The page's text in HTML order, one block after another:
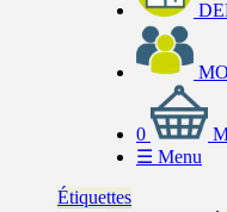
0
☰ Menu
Étiquettes